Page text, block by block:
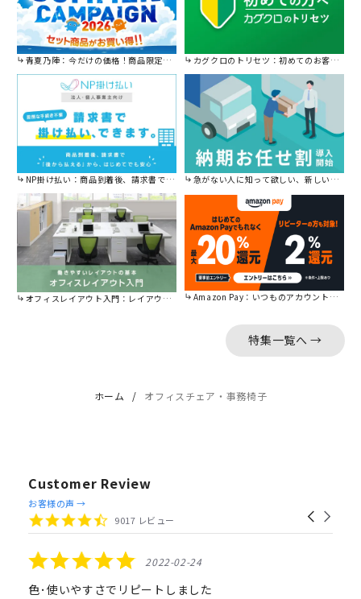
青夏乃陣：今だけの価格！商品限定セール開催中です。 カグクロのトリセツ：初めてのお客様はこちら。
NP掛け払い：商品到着後、請求書で後から払えます。 急がない人に知って欲しい、新しい割引を始めました。
オフィスレイアウト入門：レイアウトの基本をご紹介。 Amazon Pay：いつものアカウントで簡単に決済可能。
特集一覧へ →
ホーム オフィスチェア・事務椅子
Customer Review
Reviews
carousel
Carousel
4.4
star
9017 レビュー
お客様の声 →
5.0
star
rating
2022-02-24
色･使いやすさでリピートしました